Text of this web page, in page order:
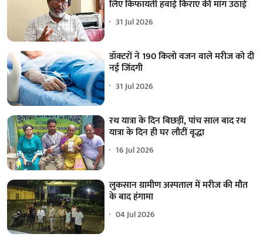
लिए किफायती हवाई किराए की मांग उठाई
31 Jul 2026
डॉक्टरों ने 190 किलो वजन वाले मरीज को दी
नई जिंदगी
31 Jul 2026
रथ यात्रा के दिन बिछड़ीं, पांच साल बाद रथ
यात्रा के दिन ही घर लौटीं वृद्धा
16 Jul 2026
लुकसान ग्रामीण अस्पताल में मरीज की मौत
के बाद हंगामा
04 Jul 2026